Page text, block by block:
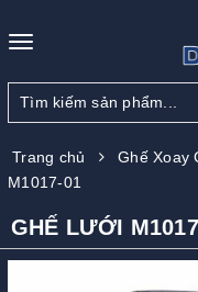
Toggle
Trang chủ Ghế Xoay
M1017-01
GHẾ LƯỚI